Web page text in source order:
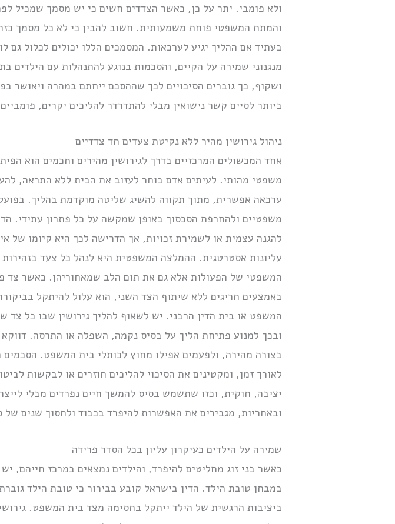
ולא פומבי. יתר על כן, כאשר הצדדים חשים כי יש מסמך שמכיל
והמתח המשפטי פוחת משמעותית. חשוב להבין כי לא כל מסמך כזה
בעתיד אם ההליך יגיע לערכאות. המסמכים הללו יכולים לכלול גם
מנגנוני שמירה על הקיים, והסכמות בנוגע להתנהלות עם הילדים
ושקוף, כך גוברים הסיכויים לכך שההסכם ייחתם במהרה ויאושר
ביותר לסיים קשר נישואין מבלי להתדרדר להליכים יקרים,
ניהול גירושין מהיר ללא נקיטת צעדים חד צדדיים
אחד המכשולים המרכזיים בדרך לגירושין מהירים וחכמים הוא
משפטי מהותי. לעיתים אדם בוחר לעזוב את הבית ללא התראה,
ערכאה אפשרית, מתוך תקווה להשיג שליטה מוקדמת בהליך.
משפטיים ולהחרפת הסכסוך באופן שמקשה על כל פתרון עתידי.
להגנה עצמית או לשמירת זכויות, אך הדרישה לכך היא קיומו
עליונות אסטרטגית. ההמלצה המשפטית היא לנהל כל צעד
המשפטי של הפעולות אלא גם את תום הלב שמאחוריהן. כאשר צד
באמצעים חריגים ללא שיתוף הצד השני, הוא עלול להיתקל
המשפט או בית הדין הרבני. יש לשאוף להליך גירושין שבו כל צד
ובכך למנוע פתיחת הליך על בסיס נקמה, השפלה או התרסה.
בצורה מהירה, ולפעמים אפילו מחוץ לכותלי בית המשפט.
לאורך זמן, ומקטינים את הסיכוי להליכים חוזרים או לבקשות
יציבה, חוקית, וכזו שתשמש בסיס להמשך חיים נפרדים מבלי
ובאחריות, מגבירים את האפשרות להיפרד בכבוד ולחסוך שנים של
שמירה על הילדים כעיקרון עליון בכל הסדר פרידה
כאשר בני זוג מחליטים להיפרד, והילדים נמצאים במרכז חייהם,
במבחן טובת הילד. הדין בישראל קובע בבירור כי טובת הילד
ביציבות הרגשית של הילד ייתקל בחסימה מצד בית המשפט.